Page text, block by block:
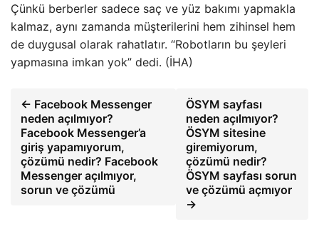
Çünkü berberler sadece saç ve yüz bakımı yapmakla
kalmaz, aynı zamanda müşterilerini hem zihinsel hem
de duygusal olarak rahatlatır. “Robotların bu şeyleri
yapmasına imkan yok” dedi. (İHA)
← Facebook Messenger
neden açılmıyor?
Facebook Messenger’a
giriş yapamıyorum,
çözümü nedir? Facebook
Messenger açılmıyor,
sorun ve çözümü
ÖSYM sayfası
neden açılmıyor?
ÖSYM sitesine
giremiyorum,
çözümü nedir?
ÖSYM sayfası sorun
ve çözümü açmıyor
→